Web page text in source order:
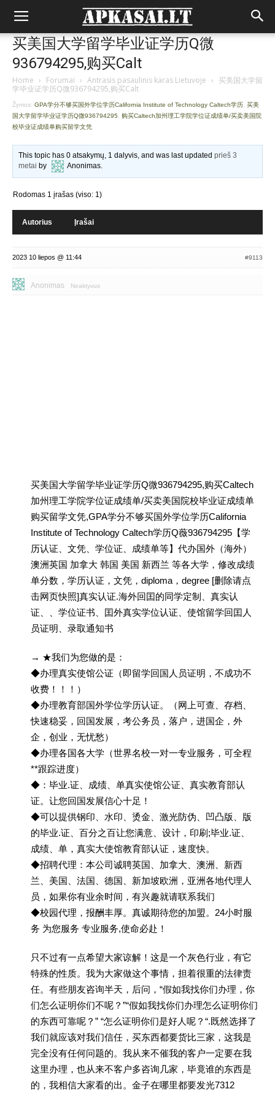
买美国大学留学毕业证学历Q微
936794295,购买Calt
Home › Forumai › Antrasis pasaulinis karas Lietuvoje › 买美国大学留
学毕业证学历Q微936794295,购买Calt
Žymos: GPA学分不够买国外学位学历California Institute of Technology Caltech学历 买美
国大学留学毕业证学历Q微936794295
购买Caltech加州理工学院学位证成绩单/买卖美国院
校毕业证成绩单购买留学文凭
This topic has 0 atsakymų, 1 dalyvis, and was last updatedprieš 3
metai by Anonimas.
Rodomas 1 įrašas (viso: 1)
Autorius Įrašai
2023 10 liepos @ 11:44 #9113
Anonimas Neaktyvus
买美国大学留学毕业证学历Q微936794295,购买Caltech
加州理工学院学位证成绩单/买卖美国院校毕业证成绩单
购买留学文凭,GPA学分不够买国外学位学历California
Institute of Technology Caltech学历Q薇936794295【学
历认证、文凭、学位证、成绩单等】代办国外（海外）
澳洲英国 加拿大 韩国 美国 新西兰 等各大学，修改成绩
单分数，学历认证，文凭，diploma，degree [删除请点
击网页快照]真实认证.海外回囯的同学定制、真实认
证、、学位证书、囯外真实学位认证、使馆留学回囯人
员证明、录取通知书
→ ★我们为您做的是：
◆办理真实使馆公证（即留学回国人员证明，不成功不
收费！！！）
◆办理教育部国外学位学历认证。（网上可查、存档、
快速稳妥，回国发展，考公务员，落户，进国企，外
企，创业，无忧愁）
◆办理各国各大学（世界名校一对一专业服务，可全程
**跟踪进度）
◆：毕业.证、成绩、单真实使馆公证、真实教育部认
证。让您回国发展信心十足！
◆可以提供钢印、水印、烫金、激光防伪、凹凸版、版
的毕业.证、百分之百让您满意、设计，印刷;毕业.证、
成绩、单，真实大使馆教育部认证，速度快。
◆招聘代理：本公司诚聘英国、加拿大、澳洲、新西
兰、美国、法国、德国、新加坡欧洲，亚洲各地代理人
员，如果你有业余时间，有兴趣就请联系我们
◆校园代理，报酬丰厚。真诚期待您的加盟。24小时服
务 为您服务 专业服务,使命必赴！
只不过有一点希望大家谅解！这是一个灰色行业，有它
特殊的性质。我为大家做这个事情，担着很重的法律责
任。有些朋友咨询半天，后问，“假如我找你们办理，你
们怎么证明你们不呢？”“假如我找你们办理怎么证明你们
的东西可靠呢？” “怎么证明你们是好人呢？“.既然选择了
我们就应该对我们信任，买东西都要货比三家，这我是
完全没有任何问题的。我从来不催我的客户一定要在我
这里办理，也从来不客户多咨询几家，毕竟谁的东西是
的，我相信大家看的出。金子在哪里都要发光7312